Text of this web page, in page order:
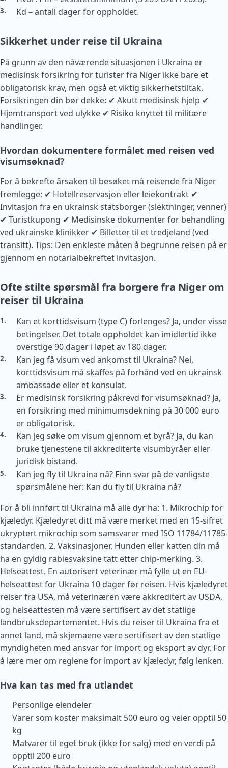
Kd – antall dager for oppholdet.
Sikkerhet under reise til Ukraina
På grunn av den nåværende situasjonen i Ukraina er
medisinsk forsikring for turister fra Niger ikke bare et
obligatorisk krav, men også et viktig sikkerhetstiltak.
Forsikringen din bør dekke: ✔ Akutt medisinsk hjelp ✔
Hjemtransport ved ulykke ✔ Risiko knyttet til militære
handlinger.
Hvordan dokumentere formålet med reisen ved
visumsøknad?
For å bekrefte årsaken til besøket må reisende fra Niger
fremlegge: ✔ Hotellreservasjon eller leiekontrakt ✔
Invitasjon fra en ukrainsk statsborger (slektninger, venner)
✔ Turistkupong ✔ Medisinske dokumenter for behandling
ved ukrainske klinikker ✔ Billetter til et tredjeland (ved
transitt). Tips: Den enkleste måten å begrunne reisen på er
gjennom en notarialbekreftet invitasjon.
Ofte stilte spørsmål fra borgere fra Niger om
reiser til Ukraina
Kan et korttidsvisum (type C) forlenges? Ja, under visse
betingelser. Det totale oppholdet kan imidlertid ikke
overstige 90 dager i løpet av 180 dager.
Kan jeg få visum ved ankomst til Ukraina? Nei,
korttidsvisum må skaffes på forhånd ved en ukrainsk
ambassade eller et konsulat.
Er medisinsk forsikring påkrevd for visumsøknad? Ja,
en forsikring med minimumsdekning på 30 000 euro
er obligatorisk.
Kan jeg søke om visum gjennom et byrå? Ja, du kan
bruke tjenestene til akkrediterte visumbyråer eller
juridisk bistand.
Kan jeg fly til Ukraina nå? Finn svar på de vanligste
spørsmålene her: Kan du fly til Ukraina nå?
For å bli innført til Ukraina må alle dyr ha: 1. Mikrochip for
kjæledyr. Kjæledyret ditt må være merket med en 15-sifret
ukryptert mikrochip som samsvarer med ISO 11784/11785-
standarden. 2. Vaksinasjoner. Hunden eller katten din må
ha en gyldig rabiesvaksine tatt etter chip-merking. 3.
Helseattest. En autorisert veterinær må fylle ut en EU-
helseattest for Ukraina 10 dager før reisen. Hvis kjæledyret
reiser fra USA, må veterinæren være akkreditert av USDA,
og helseattesten må være sertifisert av det statlige
landbruksdepartementet. Hvis du reiser til Ukraina fra et
annet land, må skjemaene være sertifisert av den statlige
myndigheten med ansvar for import og eksport av dyr. For
å lære mer om reglene for import av kjæledyr, følg lenken.
Hva kan tas med fra utlandet
Personlige eiendeler
Varer som koster maksimalt 500 euro og veier opptil 50
kg
Matvarer til eget bruk (ikke for salg) med en verdi på
opptil 200 euro